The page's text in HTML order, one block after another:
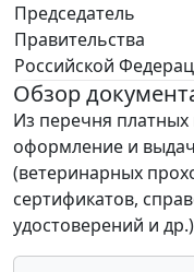
Председатель
Правительства
Российской
Обзор
Из перечня
оформление и
(ветеринарных
сертификатов,
удостоверений и